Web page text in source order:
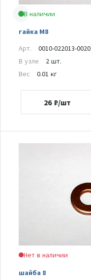
В наличии
гайка M8
Арт.
0010-022013-0020
В узле
2 шт.
Вес
0.01 кг
26 ₽/шт
Нет в наличии
шайба 8